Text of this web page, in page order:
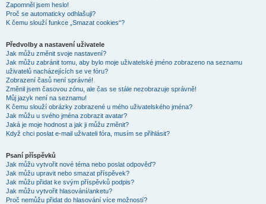
Zapomněl jsem heslo!
Proč se automaticky odhlašuji?
K čemu slouží funkce „Smazat cookies“?
Předvolby a nastavení uživatele
Jak můžu změnit svoje nastavení?
Jak můžu zabránit tomu, aby bylo moje uživatelské jméno zobrazeno na seznamu
uživatelů nacházejících se ve fóru?
Zobrazení časů není správné!
Změnil jsem časovou zónu, ale čas se stále nezobrazuje správně!
Můj jazyk není na seznamu!
K čemu slouží obrázky zobrazené u mého uživatelského jména?
Jak můžu u svého jména zobrazit avatar?
Jaká je moje hodnost a jak ji můžu změnit?
Když chci poslat e-mail uživateli fóra, musím se přihlásit?
Psaní příspěvků
Jak můžu vytvořit nové téma nebo poslat odpověď?
Jak můžu upravit nebo smazat příspěvek?
Jak můžu přidat ke svým příspěvků podpis?
Jak můžu vytvořit hlasování/anketu?
Proč nemůžu přidat do hlasování více možností?